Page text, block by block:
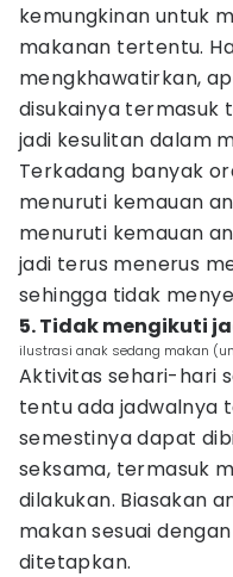
kemungkinan untuk
makanan tertentu.
mengkhawatirkan,
disukainya termasuk
jadi kesulitan dalam
Terkadang banyak
menuruti kemauan
menuruti kemauan
jadi terus menerus
sehingga tidak
5. Tidak mengikuti
ilustrasi anak sedang makan
Aktivitas sehari-hari
tentu ada jadwalnya
semestinya dapat
seksama, termasuk
dilakukan. Biasakan
makan sesuai
ditetapkan.